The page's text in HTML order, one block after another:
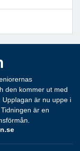
den kommer ut med
Upplagan är nu uppe i
är en